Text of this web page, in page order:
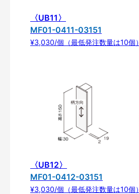
〈UB11〉
MF01-0411-03151
¥3,030/個（最低発注数量は10個）
〈UB12〉
MF01-0412-03151
¥3,030/個（最低発注数量は10個）